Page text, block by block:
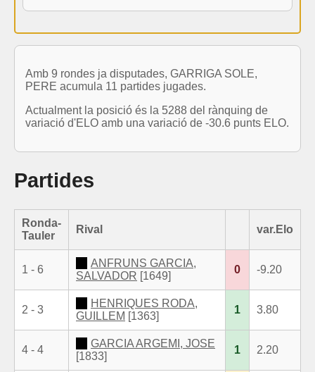
Amb 9 rondes ja disputades, GARRIGA SOLE,
PERE acumula 11 partides jugades.
Actualment la posició és la 5288 del rànquing de
variació d'ELO amb una variació de -30.6 punts ELO.
Partides
Ronda-
Tauler
Rival var.Elo
1 - 6
ANFRUNS GARCIA,
SALVADOR [1649]
0 -9.20
2 - 3
HENRIQUES RODA,
GUILLEM [1363]
1 3.80
4 - 4
GARCIA ARGEMI, JOSE
[1833]
1 2.20